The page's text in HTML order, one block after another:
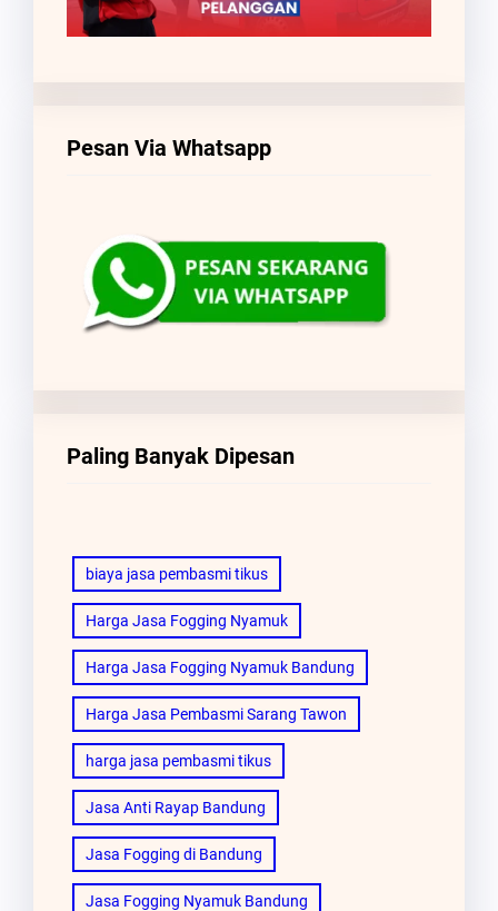
Pesan Via Whatsapp
Paling Banyak Dipesan
biaya jasa pembasmi tikus
Harga Jasa Fogging Nyamuk
Harga Jasa Fogging Nyamuk Bandung
Harga Jasa Pembasmi Sarang Tawon
harga jasa pembasmi tikus
Jasa Anti Rayap Bandung
Jasa Fogging di Bandung
Jasa Fogging Nyamuk Bandung